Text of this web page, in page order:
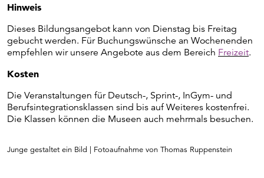
Hinweis
Dieses Bildungsangebot kann von Dienstag bis Freitag
gebucht werden. Für Buchungswünsche an Wochenenden
empfehlen wir unsere Angebote aus dem Bereich Freizeit.
Kosten
Die Veranstaltungen für Deutsch-, Sprint-, InGym- und
Berufsintegrationsklassen sind bis auf Weiteres kostenfrei.
Die Klassen können die Museen auch mehrmals besuchen.
Junge gestaltet ein Bild | Fotoaufnahme von Thomas Ruppenstein